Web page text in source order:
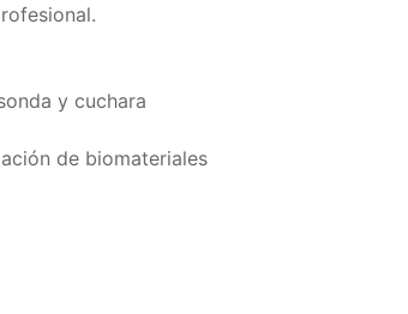
y cuchara
de biomateriales